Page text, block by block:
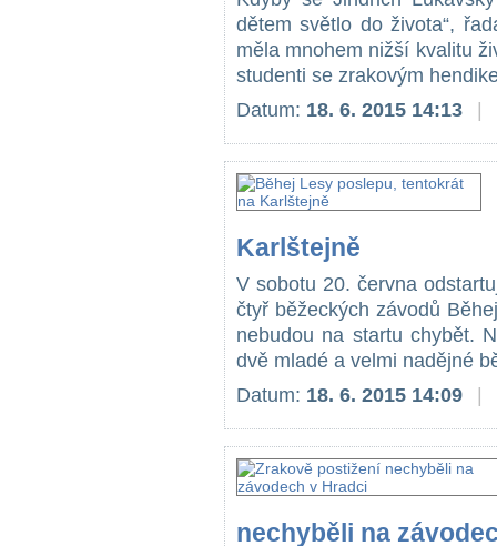
dětem světlo do života“,
měla mnohem nižší kvalitu
studenti se zrakovým
Datum: 18. 6. 2015 14:13
Karlštejně
V sobotu 20. června
čtyř běžeckých závodů
nebudou na startu chybět.
dvě mladé a velmi nadějné
Datum: 18. 6. 2015 14:09
nechyběli na